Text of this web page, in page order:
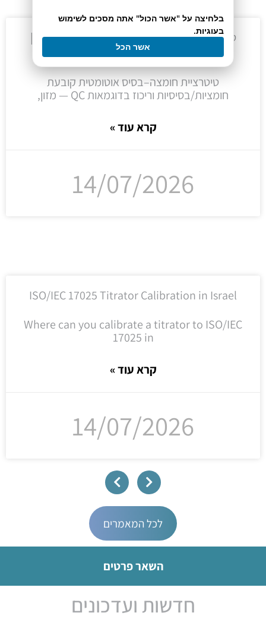
טיטרציית חומצה–בסיס אוטומטית לבקרת איכות |
BioAnalytics
טיטרציית חומצה–בסיס אוטומטית קובעת
חומציות/בסיסיות וריכוז בדוגמאות QC — מזון,
קרא עוד »
14/07/2026
ISO/IEC 17025 Titrator Calibration in Israel
Where can you calibrate a titrator to ISO/IEC
17025 in
קרא עוד »
14/07/2026
לכל המאמרים
השאר פרטים
חדשות ועדכונים
בלחיצה על "אשר הכול" אתה מסכים לשימוש
בעוגיות.
אשר הכל